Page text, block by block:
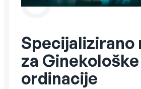
Specijalizirano
za Ginekološke
ordinacije